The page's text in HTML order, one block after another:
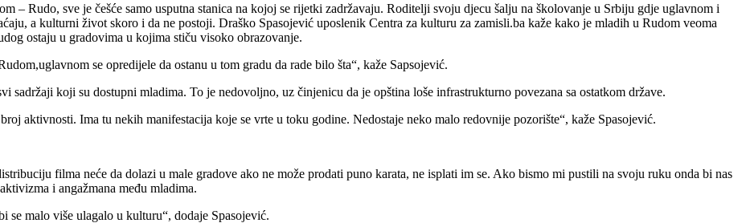
– Rudo, sve je češće samo usputna stanica na kojoj se rijetki zadržavaju. Roditelji svoju djecu šalju na školovanje u Srbiju gdje uglavnom i
a kulturni život skoro i da ne postoji. Draško Spasojević uposlenik Centra za kulturu za zamisli.ba kaže kako je mladih u Rudom veoma
ostaju u gradovima u kojima stiču visoko obrazovanje.
se opredijele da ostanu u tom gradu da rade bilo šta“, kaže Sapsojević.
sadržaji koji su dostupni mladima. To je nedovoljno, uz činjenicu da je opština loše infrastrukturno povezana sa ostatkom države.
aktivnosti. Ima tu nekih manifestacija koje se vrte u toku godine. Nedostaje neko malo redovnije pozorište“, kaže Spasojević.
filma neće da dolazi u male gradove ako ne može prodati puno karata, ne isplati im se. Ako bismo mi pustili na svoju ruku onda bi nas
i angažmana među mladima.
se malo više ulagalo u kulturu“, dodaje Spasojević.